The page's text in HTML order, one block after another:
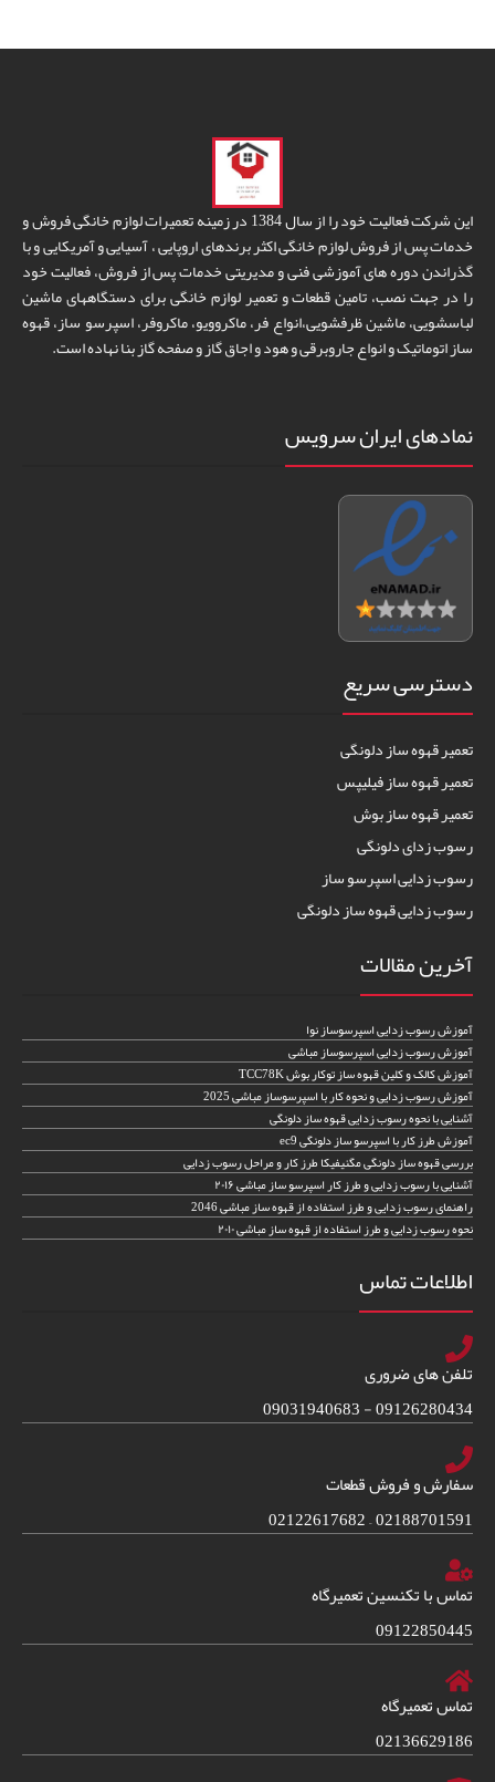
این شرکت فعالیت خود را از سال 1384 در زمینه تعمیرات لوازم خانگی فروش و
خدمات پس از فروش لوازم خانگی اکثر برندهای اروپایی ، آسیایی و آمریکایی و با
گذراندن دوره های آموزشی فنی و مدیریتی خدمات پس از فروش، فعالیت خود
را در جهت نصب، تامین قطعات و تعمیر لوازم خانگی برای دستگاههای ماشین
لباسشویی، ماشین ظرفشویی،انواع فر، ماکروویو، ماکروفر، اسپرسو ساز، قهوه
ساز اتوماتیک و انواع جاروبرقی و هود و اجاق گاز و صفحه گاز بنا نهاده است.
نمادهای ایران سرویس
دسترسی سریع
تعمیر قهوه ساز دلونگی
تعمیر قهوه ساز فیلیپس
تعمیر قهوه ساز بوش
رسوب زدای دلونگی
رسوب زدایی اسپرسو ساز
رسوب زدایی قهوه ساز دلونگی
آخرین مقالات
آموزش رسوب زدایی اسپرسوساز نوا
آموزش رسوب زدایی اسپرسوساز مباشی
آموزش کالک و کلین قهوه ساز توکار بوش TCC78K
آموزش رسوب زدایی و نحوه کار با اسپرسوساز مباشی 2025
آشنایی با نحوه رسوب زدایی قهوه ساز دلونگی
آموزش طرز کار با اسپرسو ساز دلونگی ec9
بررسی قهوه ساز دلونگی مگنیفیکا طرز کار و مراحل رسوب زدایی
آشنایی با رسوب زدایی و طرز کار اسپرسو ساز مباشی ۲۰۱۶
راهنمای رسوب زدایی و طرز استفاده از قهوه ساز مباشی 2046
نحوه رسوب زدایی و طرز استفاده از قهوه ساز مباشی ۲۰۱۰
اطلاعات تماس
تلفن های ضروری
09126280434 - 09031940683
سفارش و فروش قطعات
02188701591 – 02122617682
تماس با تکنسین تعمیرگاه
09122850445
تماس تعمیرگاه
02136629186